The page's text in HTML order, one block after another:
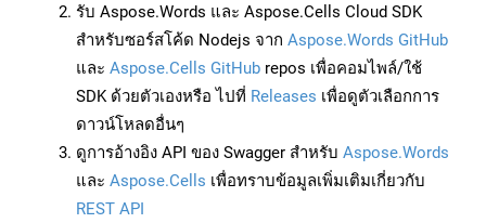
รับ Aspose.Words และ Aspose.Cells Cloud SDK
สำหรับซอร์สโค้ด Nodejs จาก Aspose.Words GitHub
และ Aspose.Cells GitHub repos เพื่อคอมไพล์/ใช้
SDK ด้วยตัวเองหรือ ไปที่ Releases เพื่อดูตัวเลือกการ
ดาวน์โหลดอื่นๆ
ดูการอ้างอิง API ของ Swagger สำหรับ Aspose.Words
และ Aspose.Cells เพื่อทราบข้อมูลเพิ่มเติมเกี่ยวกับ
REST API